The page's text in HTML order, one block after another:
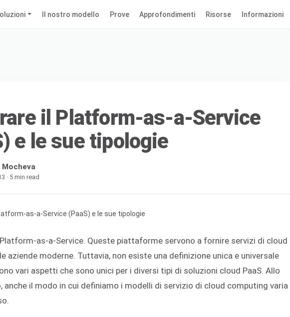
Il nostro modello Prove Approfondimenti Risorse Informazioni
il Platform-as-a-Service
e le sue tipologie
Mocheva
· 5 min read
as-a-Service. Queste piattaforme servono a fornire servizi di cloud
aziende moderne. Tuttavia, non esiste una definizione unica e universale
vari aspetti che sono unici per i diversi tipi di soluzioni cloud PaaS. Allo
anche il modo in cui definiamo i modelli di servizio di cloud computing varia